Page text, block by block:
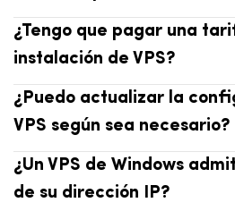
¿Tengo que pagar una
instalación de VPS?
¿Puedo actualizar la
VPS según sea necesario?
¿Un VPS de Windows
de su dirección IP?